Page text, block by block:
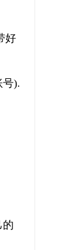
好
号).
的